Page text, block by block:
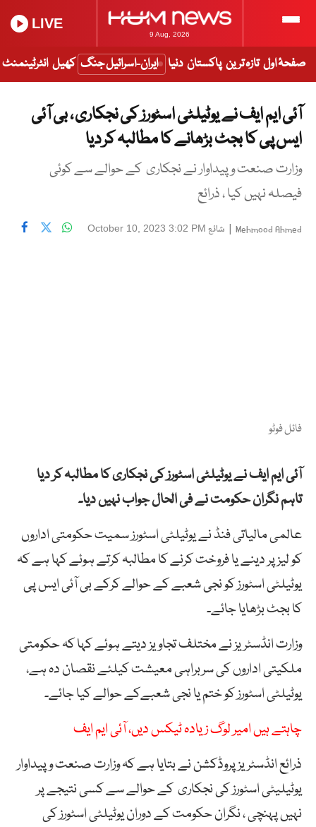
9 Aug, 2026
LIVE
صفحۂ اول تازہ ترین پاکستان دنیا ایران-اسرائیل جنگ کھیل انٹرٹینمنٹ
آئی ایم ایف نے یوٹیلٹی اسٹورز کی نجکاری ، بی آئی
ایس پی کا بجٹ بڑھانے کا مطالبہ کر دیا
وزارت صنعت و پیداوار نے نجکاری کے حوالے سے کوئی
فیصلہ نہیں کیا ، ذرائع
Mehmood Ahmed
| شائع October 10, 2023 3:02 PM
فائل فوٹو
آئی ایم ایف نے یوٹیلٹی اسٹورز کی نجکاری کا مطالبہ کر دیا
تاہم نگران حکومت نے فی الحال جواب نہیں دیا۔
عالمی مالیاتی فنڈ نے یوٹیلٹی اسٹورز سمیت حکومتی اداروں
کو لیز پر دینے یا فروخت کرنے کا مطالبہ کرتے ہوئے کہا ہے کہ
یوٹیلٹی اسٹورز کو نجی شعبے کے حوالے کرکے بی آئی ایس پی
کا بجٹ بڑھایا جائے۔
وزارت انڈسٹریز نے مختلف تجاویز دیتے ہوئے کہا کہ حکومتی
ملکیتی اداروں کی سربراہی معیشت کیلئے نقصان دہ ہے،
یوٹیلٹی اسٹورز کو ختم یا نجی شعبےکے حوالے کیا جائے۔
چاہتے ہیں امیر لوگ زیادہ ٹیکس دیں، آئی ایم ایف
ذرائع انڈسٹریز پروڈکشن نے بتایا ہے کہ وزارت صنعت و پیداوار
یوٹیلیٹی اسٹورز کی نجکاری کے حوالے سے کسی نتیجے پر
نہیں پہنچی ، نگران حکومت کے دوران یوٹیلٹی اسٹورز کی